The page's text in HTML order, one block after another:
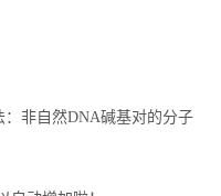
非自然DNA碱基对的分子